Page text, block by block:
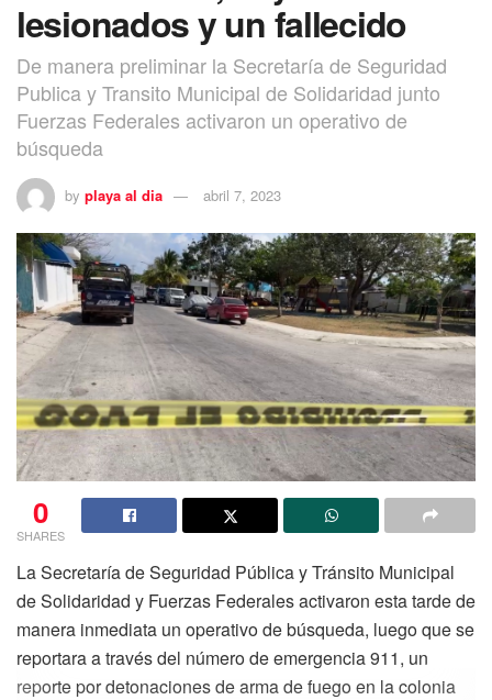
lesionados y un fallecido
De manera preliminar la Secretaría de Seguridad
Publica y Transito Municipal de Solidaridad junto
Fuerzas Federales activaron un operativo de
búsqueda
by playa al dia abril 7, 2023
0
SHARES
La Secretaría de Seguridad Pública y Tránsito Municipal
de Solidaridad y Fuerzas Federales activaron esta tarde de
manera inmediata un operativo de búsqueda, luego que se
reportara a través del número de emergencia 911, un
reporte por detonaciones de arma de fuego en la colonia